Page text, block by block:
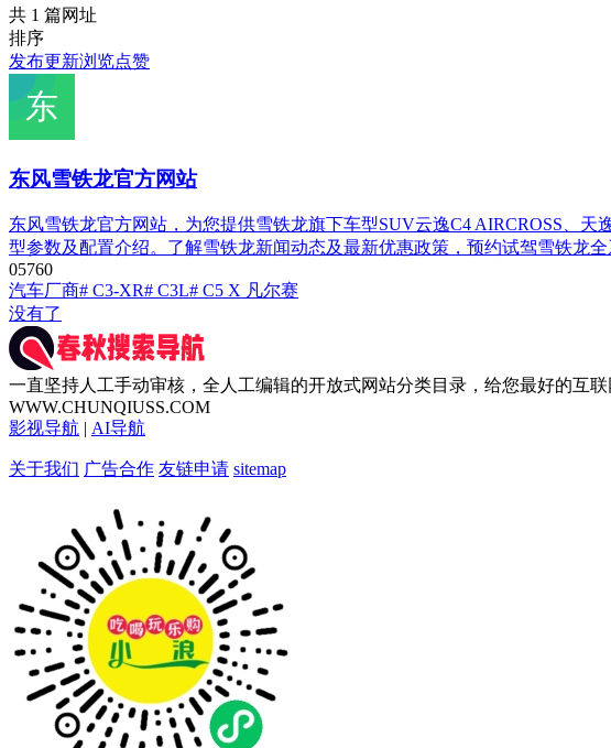
共 1 篇网址
排序
发布更新浏览点赞
东风雪铁龙官方网站
东风雪铁龙官方网站，为您提供雪铁龙旗下车型SUV云逸C4 AIRCROSS、
型参数及配置介绍。了解雪铁龙新闻动态及最新优惠政策，预约试驾雪铁龙
05760
汽车厂商# C3-XR# C3L# C5 X 凡尔赛
没有了
一直坚持人工手动审核，全人工编辑的开放式网站分类目录，给您最好的互联
WWW.CHUNQIUSS.COM
影视导航 | AI导航
关于我们 广告合作 友链申请 sitemap